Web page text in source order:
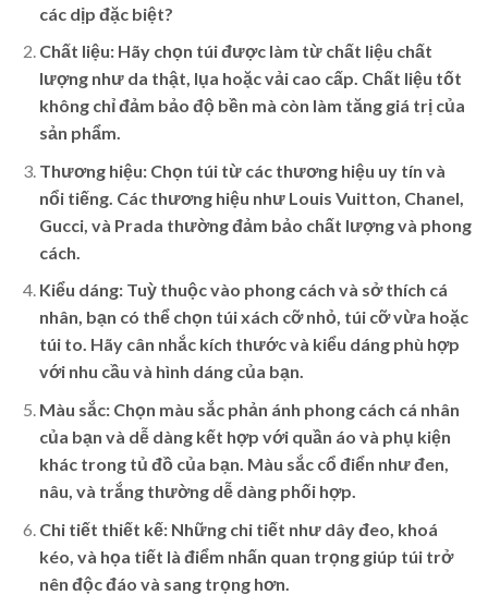
các dịp đặc biệt?
Chất liệu:Hãy chọn túi được làm từ chất liệu chất
lượng như da thật, lụa hoặc vải cao cấp. Chất liệu tốt
không chỉ đảm bảo độ bền mà còn làm tăng giá trị của
sản phẩm.
Thương hiệu:Chọn túi từ các thương hiệu uy tín và
nổi tiếng. Các thương hiệu như Louis Vuitton, Chanel,
Gucci, và Prada thường đảm bảo chất lượng và phong
cách.
Kiểu dáng:Tuỳ thuộc vào phong cách và sở thích cá
nhân, bạn có thể chọn túi xách cỡ nhỏ, túi cỡ vừa hoặc
túi to. Hãy cân nhắc kích thước và kiểu dáng phù hợp
với nhu cầu và hình dáng của bạn.
Màu sắc:Chọn màu sắc phản ánh phong cách cá nhân
của bạn và dễ dàng kết hợp với quần áo và phụ kiện
khác trong tủ đồ của bạn. Màu sắc cổ điển như đen,
nâu, và trắng thường dễ dàng phối hợp.
Chi tiết thiết kế:Những chi tiết như dây đeo, khoá
kéo, và họa tiết là điểm nhấn quan trọng giúp túi trở
nên độc đáo và sang trọng hơn.